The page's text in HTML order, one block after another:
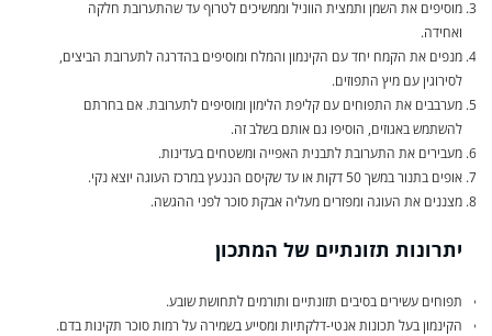
מוסיפים את השמן ותמצית הווניל וממשיכים לטרוף עד שהתערובת חלקה
ואחידה.
מנפים את הקמח יחד עם הקינמון והמלח ומוסיפים בהדרגה לתערובת הביצים,
לסירוגין עם מיץ התפוזים.
מערבבים את התפוחים עם קליפת הלימון ומוסיפים לתערובת. אם בחרתם
להשתמש באגוזים, הוסיפו גם אותם בשלב זה.
מעבירים את התערובת לתבנית האפייה ומשטחים בעדינות.
אופים בתנור במשך 50 דקות או עד שקיסם הננעץ במרכז העוגה יוצא נקי.
מצננים את העוגה ומפזרים מעליה אבקת סוכר לפני ההגשה.
יתרונות תזונתיים של המתכון
תפוחים עשירים בסיבים תזונתיים ותורמים לתחושת שובע.
הקינמון בעל תכונות אנטי-דלקתיות ומסייע בשמירה על רמות סוכר תקינות בדם.